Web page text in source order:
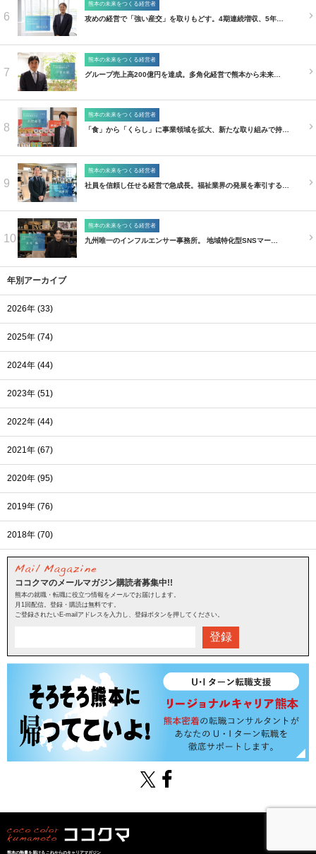
6
熊本の未来をつくる経営者
攻めの経営で「強い産交」を取りもどす。4期連続増収、5年…
7
熊本の未来をつくる経営者
グループ売上高200億円を達成。多角化経営で熊本から未来…
8
熊本の未来をつくる経営者
「食」から「くらし」に事業領域を拡大、新たな取り組みで持…
9
熊本の未来をつくる経営者
社員を信頼し任せる経営で急成長。福祉業界の発展を牽引する…
10
熊本の未来をつくる経営者
九州唯一のインフルエンサー事務所。 地域特化型SNSマー…
年別アーカイブ
2026年 (33)
2025年 (74)
2024年 (44)
2023年 (51)
2022年 (44)
2021年 (67)
2020年 (95)
2019年 (76)
2018年 (70)
ココクマのメールマガジン購読者募集中!!
熊本の就職・転職に役立つ情報をメールでお届けします。
月1回配信。登録・購読は無料です。
ご登録されたいE-mailアドレスを入力し、登録ボタンを押してください。
登録
熊本の熱量を届けるこれからのキャリアマガジン